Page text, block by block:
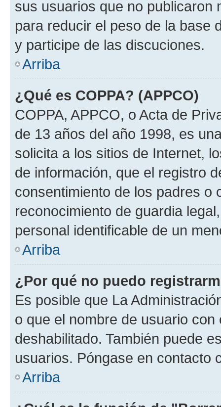
sus usuarios que no publicaron
para reducir el peso de la base
y participe de las discuciones.
Arriba
¿Qué es COPPA? (APPCO)
COPPA, APPCO, o Acta de
de 13 años del año 1998, es
solicita a los sitios de Internet,
de información, que el registro
consentimiento de los padres o
reconocimiento de guardia
personal identificable de un
Arriba
¿Por qué no puedo
Es posible que La
o que el nombre de usuario
deshabilitado. También puede
usuarios. Póngase en contacto
Arriba